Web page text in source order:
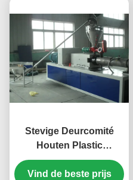
Stevige Deurcomité
Houten Plastic
Productielijn Duurzame
Volledige Automatisch
Vind de beste prijs